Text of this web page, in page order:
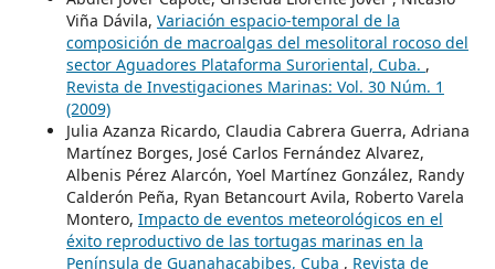
Viña Dávila, Variación espacio-temporal de la
composición de macroalgas del mesolitoral rocoso del
sector Aguadores Plataforma Suroriental, Cuba. ,
Revista de Investigaciones Marinas: Vol. 30 Núm. 1
(2009)
Julia Azanza Ricardo, Claudia Cabrera Guerra, Adriana
Martínez Borges, José Carlos Fernández Alvarez,
Albenis Pérez Alarcón, Yoel Martínez González, Randy
Calderón Peña, Ryan Betancourt Avila, Roberto Varela
Montero, Impacto de eventos meteorológicos en el
éxito reproductivo de las tortugas marinas en la
Península de Guanahacabibes, Cuba , Revista de